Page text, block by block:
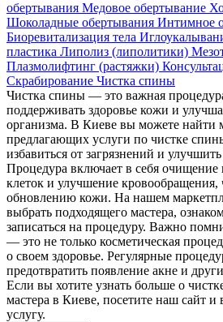
обертывания Медовое обертывание
Шоколадные обертывания Интимное
Биоревитализация тела
пластика Липолиз (липолитики)
Плазмолифтинг (растяжки)
Скрабирование Чистка спины
Чистка спины — это важная
поддерживать здоровье кожи и
организма. В Киеве вы можете найти
предлагающих услуги по чистке
избавиться от загрязнений и
Процедура включает в себя очищение
клеток и улучшение кровообращения,
обновлению кожи. На нашем
выбрать подходящего мастера,
записаться на процедуру. Важно
— это не только косметическая
о своем здоровье. Регулярные
предотвратить появление акне и
Если вы хотите узнать больше о
мастера в Киеве, посетите наш сайт
услугу.